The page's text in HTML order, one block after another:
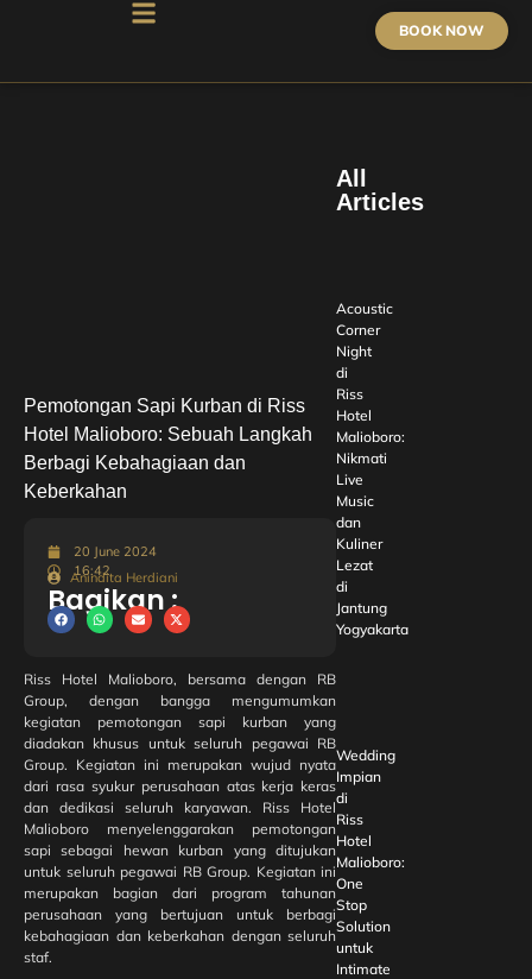
BOOK NOW
Pemotongan Sapi Kurban di Riss
Hotel Malioboro: Sebuah Langkah
Berbagi Kebahagiaan dan
Keberkahan
20 June 2024
16:42
Anindita Herdiani
Bagikan :
Riss Hotel Malioboro, bersama dengan RB
Group, dengan bangga mengumumkan
kegiatan pemotongan sapi kurban yang
diadakan khusus untuk seluruh pegawai RB
Group. Kegiatan ini merupakan wujud nyata
dari rasa syukur perusahaan atas kerja keras
dan dedikasi seluruh karyawan. Riss Hotel
Malioboro menyelenggarakan pemotongan
sapi sebagai hewan kurban yang ditujukan
untuk seluruh pegawai RB Group. Kegiatan ini
merupakan bagian dari program tahunan
perusahaan yang bertujuan untuk berbagi
kebahagiaan dan keberkahan dengan seluruh
staf.
All
Articles
Acoustic
Corner
Night
di
Riss
Hotel
Malioboro:
Nikmati
Live
Music
dan
Kuliner
Lezat
di
Jantung
Yogyakarta
Wedding
Impian
di
Riss
Hotel
Malioboro:
One
Stop
Solution
untuk
Intimate